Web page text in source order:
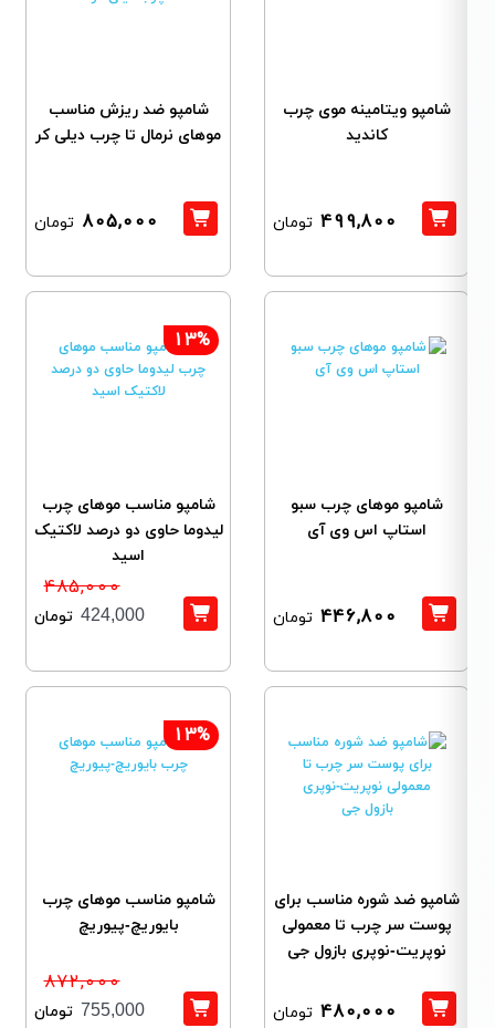
شامپو ویتامینه موی چرب
کاندید
499,800 تومان
شامپو ضد ریزش مناسب
موهای نرمال تا چرب دیلی کر
805,000 تومان
شامپو موهای چرب سبو
استاپ اس وی آی
446,800 تومان
13%
شامپو مناسب موهای چرب
لیدوما حاوی دو درصد لاکتیک
اسید
485,000
424,000 تومان
شامپو ضد شوره مناسب برای
پوست سر چرب تا معمولی
نوپریت-نوپری بازول جی
480,000 تومان
13%
شامپو مناسب موهای چرب
بایوریچ-پیوریچ
872,000
755,000 تومان